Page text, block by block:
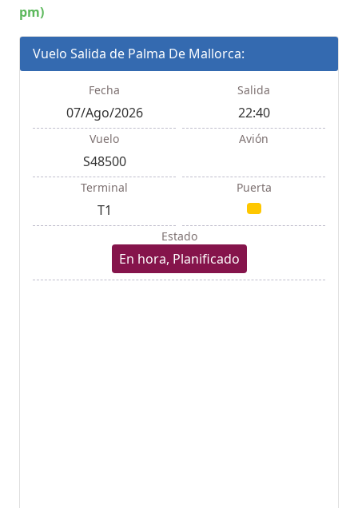
pm)
Vuelo Salida de Palma De Mallorca:
Fecha
07/Ago/2026
Salida
22:40
Vuelo
S48500
Avión
Terminal
T1
Puerta
Estado
En hora, Planificado